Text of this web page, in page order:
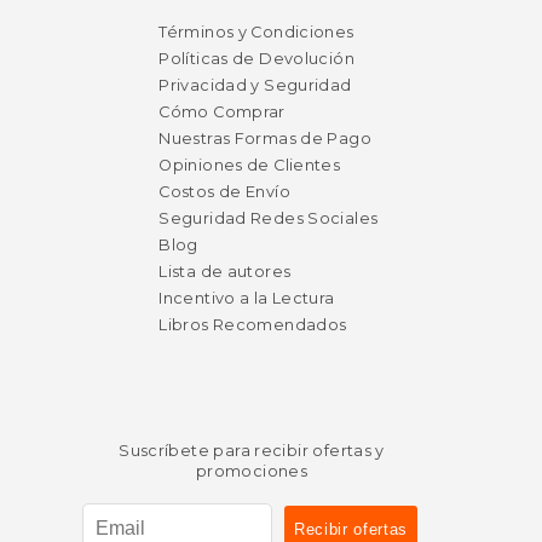
$ 48.40
$ 29.04
40%
dcto.
Términos y Condiciones
Políticas de Devolución
Privacidad y Seguridad
Cómo Comprar
Nuestras Formas de Pago
Opiniones de Clientes
Costos de Envío
Seguridad Redes Sociales
Blog
Lista de autores
Incentivo a la Lectura
Libros Recomendados
Suscríbete para recibir ofertas y
promociones